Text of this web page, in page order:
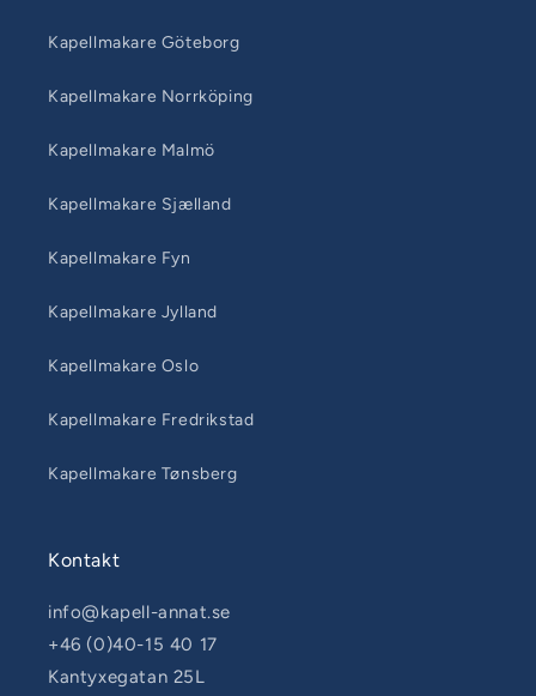
Kapellmakare Göteborg
Kapellmakare Norrköping
Kapellmakare Malmö
Kapellmakare Sjælland
Kapellmakare Fyn
Kapellmakare Jylland
Kapellmakare Oslo
Kapellmakare Fredrikstad
Kapellmakare Tønsberg
Kontakt
info@kapell-annat.se
+46 (0)40-15 40 17
Kantyxegatan 25L